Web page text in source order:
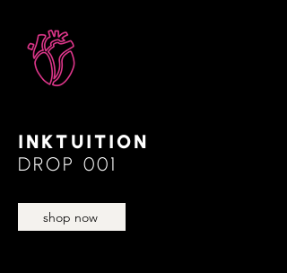
INKTUITION
DROP 001
shop now